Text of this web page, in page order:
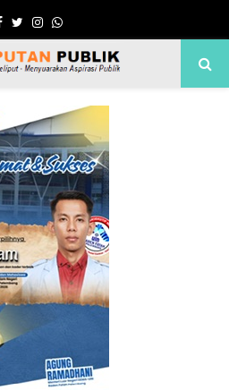
Facebook
TwitterInstagram
Whatsapp